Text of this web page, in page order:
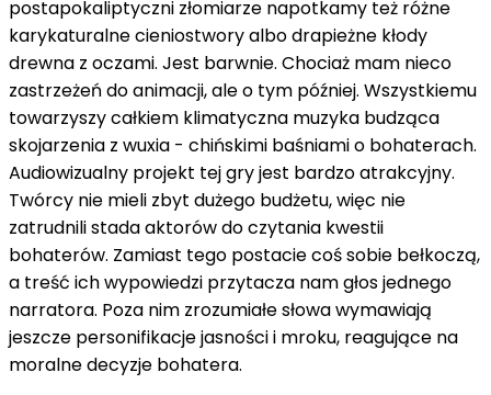
postapokaliptyczni złomiarze napotkamy też różne
karykaturalne cieniostwory albo drapieżne kłody
drewna z oczami. Jest barwnie. Chociaż mam nieco
zastrzeżeń do animacji, ale o tym później. Wszystkiemu
towarzyszy całkiem klimatyczna muzyka budząca
skojarzenia z wuxia - chińskimi baśniami o bohaterach.
Audiowizualny projekt tej gry jest bardzo atrakcyjny.
Twórcy nie mieli zbyt dużego budżetu, więc nie
zatrudnili stada aktorów do czytania kwestii
bohaterów. Zamiast tego postacie coś sobie bełkoczą,
a treść ich wypowiedzi przytacza nam głos jednego
narratora. Poza nim zrozumiałe słowa wymawiają
jeszcze personifikacje jasności i mroku, reagujące na
moralne decyzje bohatera.